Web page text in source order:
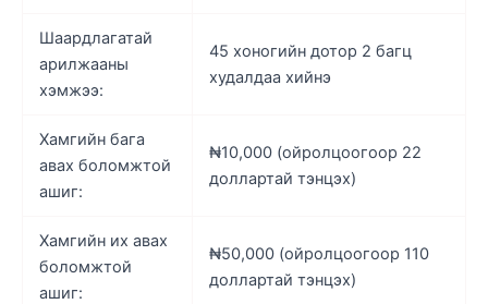
Шаардлагатай
арилжааны
хэмжээ:
45 хоногийн дотор 2 багц
худалдаа хийнэ
Хамгийн бага
авах боломжтой
ашиг:
₦10,000 (ойролцоогоор 22
доллартай тэнцэх)
Хамгийн их авах
боломжтой
ашиг:
₦50,000 (ойролцоогоор 110
доллартай тэнцэх)